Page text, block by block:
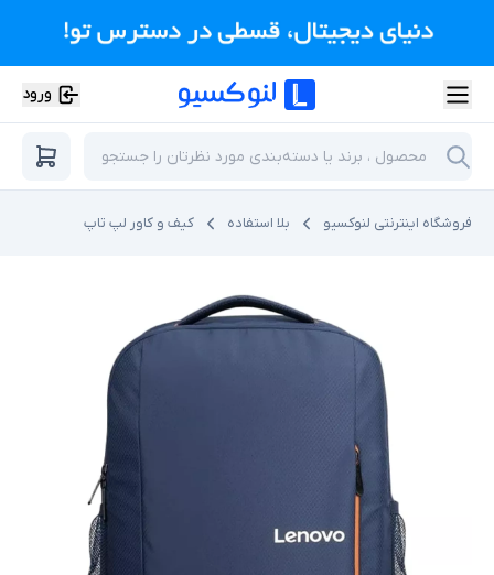
ورود
فروشگاه اینترنتی لنوکسیو بلا استفاده کیف و کاور لپ تاپ